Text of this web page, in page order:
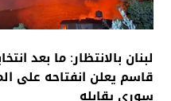
لبنان بالانتظار: ما بعد
قاسم يعلن انفتاحه